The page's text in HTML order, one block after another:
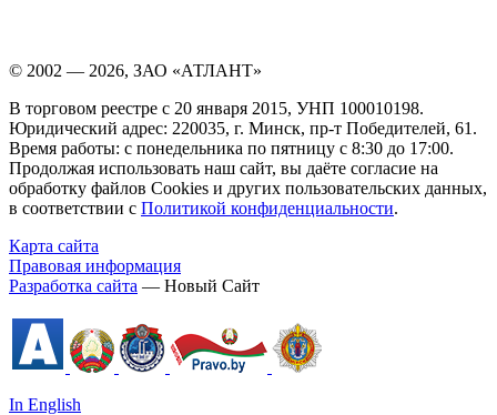
© 2002 — 2026, ЗАО «АТЛАНТ»
В торговом реестре с 20 января 2015, УНП 100010198.
Юридический адрес: 220035, г. Минск, пр-т Победителей, 61.
Время работы: с понедельника по пятницу с 8:30 до 17:00.
Продолжая использовать наш сайт, вы даёте согласие на
обработку файлов Cookies и других пользовательских данных,
в соответствии с Политикой конфиденциальности.
Карта сайта
Правовая информация
Разработка сайта — Новый Сайт
In English